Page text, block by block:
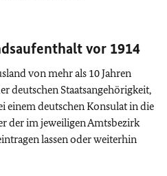
vor 1914
von mehr als 10 Jahren
deutschen Staatsangehörigkeit,
einem deutschen Konsulat in die
der im jeweiligen Amtsbezirk
lassen oder weiterhin